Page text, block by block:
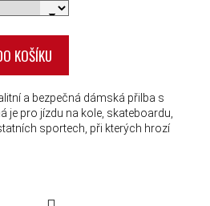
KOŠÍKU
a bezpečná dámská přilba s
je pro jízdu na kole, skateboardu,
sportech, při kterých hrozí